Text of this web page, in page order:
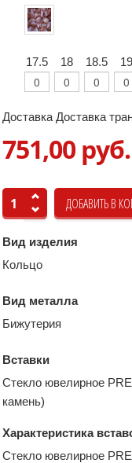
17.5 18 18.5 19
Доставка Доставка
751,00 руб.
Вид изделия
Кольцо
Вид металла
Бижутерия
Вставки
Стекло ювелирное
камень)
Характеристика
Стекло ювелирное